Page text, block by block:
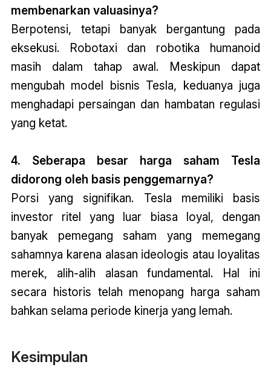
membenarkan valuasinya?
Berpotensi, tetapi banyak bergantung pada
eksekusi. Robotaxi dan robotika humanoid
masih dalam tahap awal. Meskipun dapat
mengubah model bisnis Tesla, keduanya juga
menghadapi persaingan dan hambatan regulasi
yang ketat.
4. Seberapa besar harga saham Tesla
didorong oleh basis penggemarnya?
Porsi yang signifikan. Tesla memiliki basis
investor ritel yang luar biasa loyal, dengan
banyak pemegang saham yang memegang
sahamnya karena alasan ideologis atau loyalitas
merek, alih-alih alasan fundamental. Hal ini
secara historis telah menopang harga saham
bahkan selama periode kinerja yang lemah.
Kesimpulan